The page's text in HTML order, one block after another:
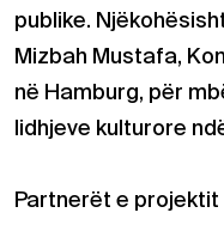
publike.
Mizbah Mustafa,
në Hamburg, për
lidhjeve kulturore
Partnerët e projektit